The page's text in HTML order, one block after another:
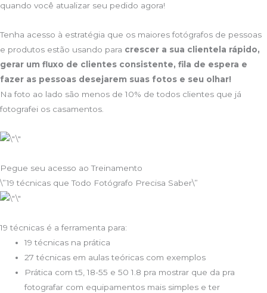
quando você atualizar seu pedido agora!
Tenha acesso à estratégia que os maiores fotógrafos de pessoas
e produtos estão usando para crescer a sua clientela rápido,
gerar um fluxo de clientes consistente, fila de espera e
fazer as pessoas desejarem suas fotos e seu olhar!
Na foto ao lado são menos de 10% de todos clientes que já
fotografei os casamentos.
Pegue seu acesso ao Treinamento
\”19 técnicas que Todo Fotógrafo Precisa Saber\”
19 técnicas é a ferramenta para:
19 técnicas na prática
27 técnicas em aulas teóricas com exemplos
Prática com t5, 18-55 e 50 1.8 pra mostrar que da pra
fotografar com equipamentos mais simples e ter